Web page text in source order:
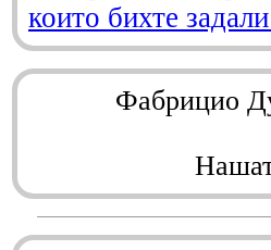
които бихте
Фабрицио